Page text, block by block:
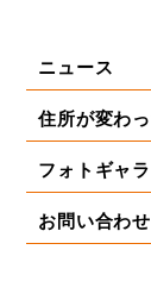
ニュース
住所が変わ
フォトギャ
お問い合わせ